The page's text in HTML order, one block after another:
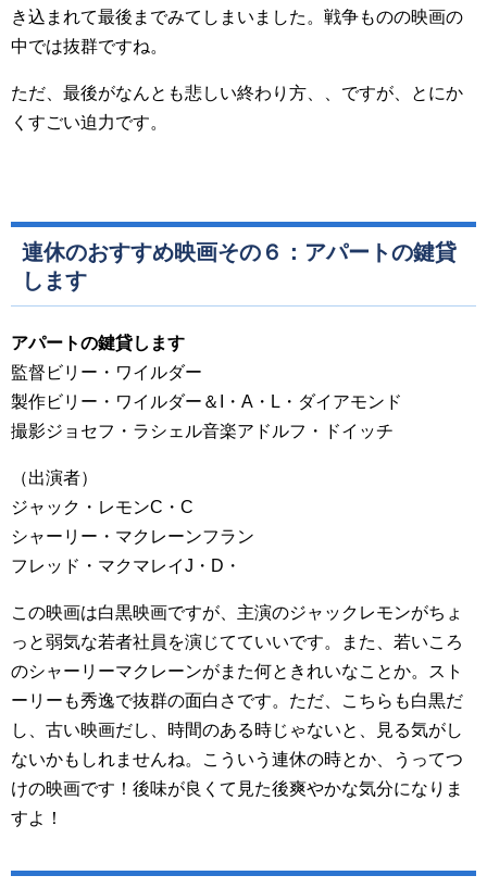
き込まれて最後までみてしまいました。戦争ものの映画の
中では抜群ですね。
ただ、最後がなんとも悲しい終わり方、、ですが、とにか
くすごい迫力です。
連休のおすすめ映画その６：アパートの鍵貸
します
アパートの鍵貸します
監督ビリー・ワイルダー
製作ビリー・ワイルダー＆I・A・L・ダイアモンド
撮影ジョセフ・ラシェル音楽アドルフ・ドイッチ
（出演者）
ジャック・レモンC・C
シャーリー・マクレーンフラン
フレッド・マクマレイJ・D・
この映画は白黒映画ですが、主演のジャックレモンがちょ
っと弱気な若者社員を演じてていいです。また、若いころ
のシャーリーマクレーンがまた何ときれいなことか。スト
ーリーも秀逸で抜群の面白さです。ただ、こちらも白黒だ
し、古い映画だし、時間のある時じゃないと、見る気がし
ないかもしれませんね。こういう連休の時とか、うってつ
けの映画です！後味が良くて見た後爽やかな気分になりま
すよ！